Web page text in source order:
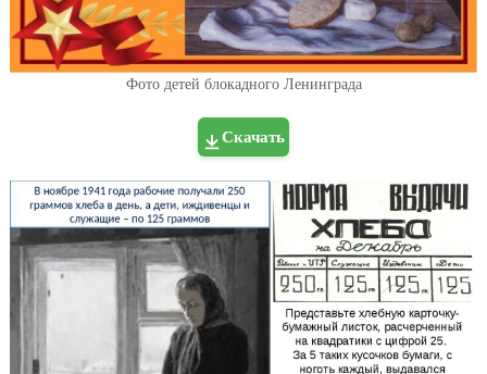
Фото детей блокадного Ленинграда
Скачать